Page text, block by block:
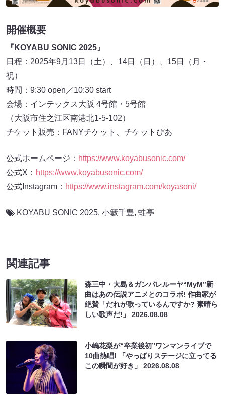
開催概要
『KOYABU SONIC 2025』
日程：2025年9月13日（土）、14日（日）、15日（月・
祝）
時間：9:30 open／10:30 start
会場：インテックス大阪 4号館・5号館
（大阪市住之江区南港北1-5-102）
チケット販売：FANYチケット、チケットぴあ
公式ホームページ： https://www.koyabusonic.com/
公式X： https://www.koyabusonic.com/
公式Instagram： https://www.instagram.com/koyasoni/
KOYABU SONIC 2025, 小籔千豊, 蛙亭
関連記事
森三中・大島＆ガンバレルーヤ“MyM”新
曲はあの伝説アニメとのコラボ! 作曲家が
絶賛「だれが歌っているんですか? 素晴ら
しい歌声だ!」2026.08.08
小嶋花梨が“卒業後初”ワンマンライブで
10曲熱唱! 「やっぱりステージに立ってる
この瞬間が好き」2026.08.08